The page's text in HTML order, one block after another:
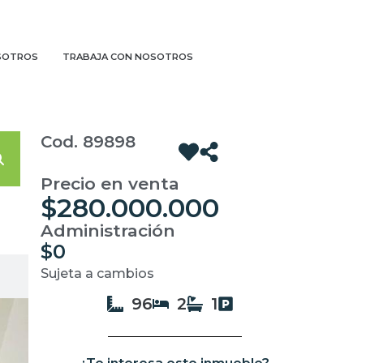
TRABAJA CON NOSOTROS
Cod. 89898
Precio en venta
$280.000.000
Administración
$0
Sujeta a cambios
96 2 1